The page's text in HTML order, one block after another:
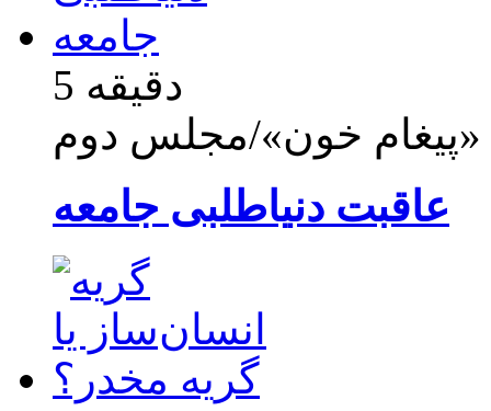
5 دقیقه
«پیغام خون»/مجلس دوم
عاقبت دنیاطلبی جامعه